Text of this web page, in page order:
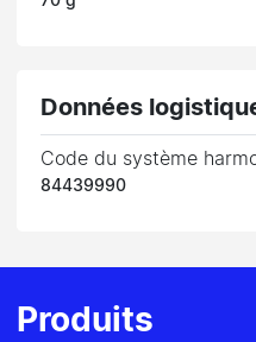
Données
Code du système
84439990
Produits